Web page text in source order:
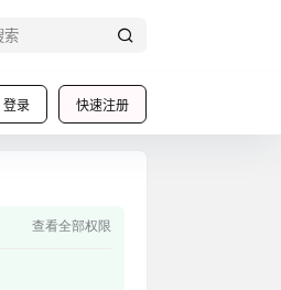
登录 快速注册
查看全部权限